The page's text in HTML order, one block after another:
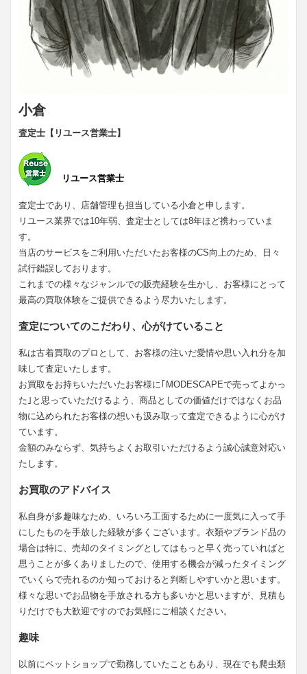
小倉
査定士【リユース営業士】
リユース営業士
査定士であり、店舗管理も担当している小倉と申します。
リユース業界では10年弱、査定士としては8年ほど携わっていま
す。
当店のサービスをご利用いただいたお客様のCS向上のため、日々
試行錯誤しております。
これまでの様々なジャンルでの販売経験を生かし、お客様にとって
最高の買取体験をご提供できるよう尽力いたします。
査定についてのこだわり、心がけていること
私は古着買取のプロとして、お客様の注いだ愛情や思い入れ分を加
味して査定いたします。
お買取をお持ちいただいたお客様に｢MODESCAPEで売ってよかっ
た｣と思っていただけるよう、商品としての価値だけではなくお品
物に込められたお客様の想いも汲み取って査定できるように心がけ
ています。
金額のみならず、気持ちよくお取引いただけるよう誠心誠意対応い
たします。
お買取のアドバイス
私自身が多趣味なため、いろいろ工面するために一度気に入って手
にしたものを手放した経験が多くございます。衣類やブランド品の
場合は特に、売却のタイミングとしてはもっと早く売っていればと
思うことが多くありましたので、使用する機会が減ったタイミング
でいくらで売れるのか知っておけると判断しやすいかと思います。
様々な思いでお品物を手放される方も多いかと思いますが、見積も
りだけでも大歓迎ですのでお気軽にご相談ください。
趣味
以前にペットショップで勤務していたこともあり、現在でも爬虫類